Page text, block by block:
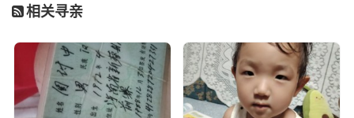
相关寻亲